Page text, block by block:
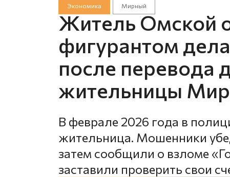
Экономика Мирный
Житель Омской
фигурантом
после перевода
жительницы
В феврале 2026 года в
жительница. Мошенники
затем сообщили о взломе
заставили проверить свои